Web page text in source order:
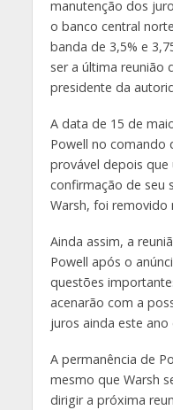
manutenção dos
o banco central
banda de 3,5% e
ser a última reunião
presidente da
A data de 15 de
Powell no comando
provável depois
confirmação de seu
Warsh, foi removido
Ainda assim, a
Powell após o
questões
acenarão com a
juros ainda este ano
A permanência de
mesmo que Warsh
dirigir a próxima